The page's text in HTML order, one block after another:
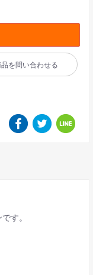
品を問い合わせる
す。